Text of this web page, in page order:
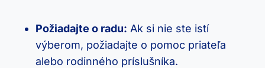
Požiadajte o radu: Ak si nie ste istí
výberom, požiadajte o pomoc priateľa
alebo rodinného príslušníka.